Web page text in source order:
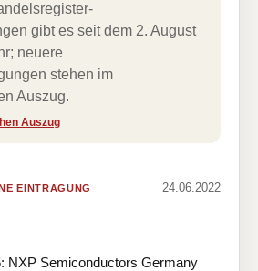
gibt es seit dem 2. August
neuere
stehen im
Auszug.
Auszug
EINTRAGUNG 24.06.2022
NXP Semiconductors Germany